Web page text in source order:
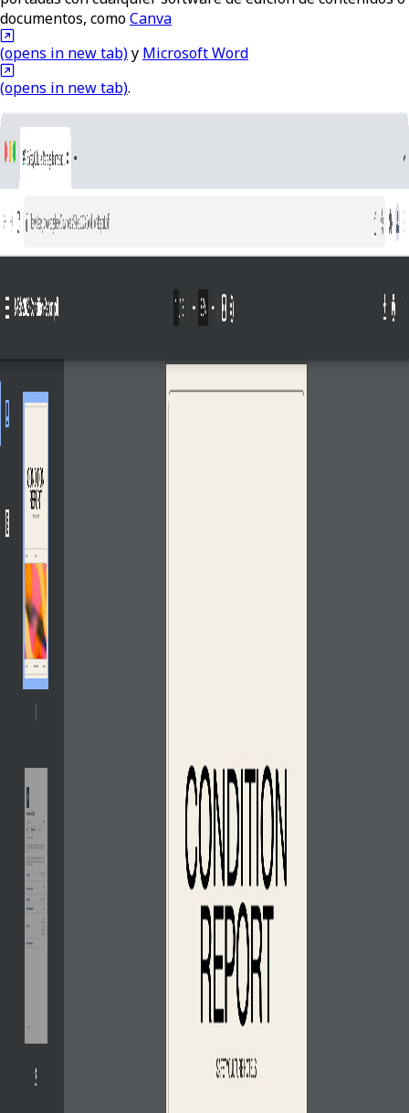
documentos, comoCanva
(opens in new tab)y Microsoft Word
(opens in new tab).